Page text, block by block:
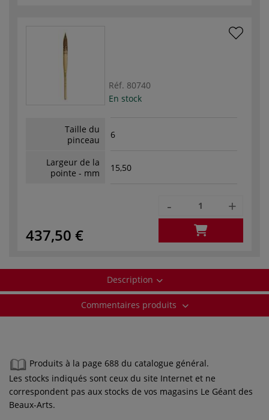
Réf. 80740
En stock
Taille du
pinceau
6
Largeur de la
pointe - mm
15,50
437,50 €
- +
Description
Commentaires produits
Produits à la page 688 du catalogue général.
Les stocks indiqués sont ceux du site Internet et ne
correspondent pas aux stocks de vos magasins Le Géant des
Beaux-Arts.